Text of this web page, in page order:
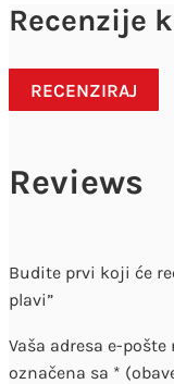
Recenzije
RECENZIRAJ
Reviews
Budite prvi koji će
plavi”
Vaša adresa e-
označena sa *